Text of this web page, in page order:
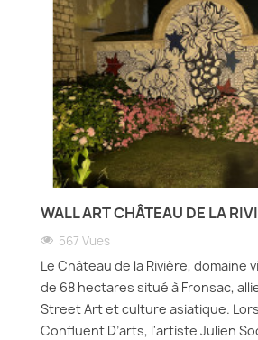
WALL ART CHÂTEAU DE LA
567 Vues
Le Château de la Rivière, domaine
de 68 hectares situé à Fronsac,
Street Art et culture asiatique.
Confluent D’arts, l'artiste Julien